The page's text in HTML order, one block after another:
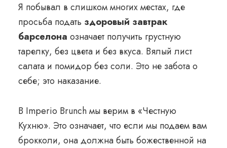
Я побывал в слишком многих местах, где
просьба подать здоровый завтрак
барселона означает получить грустную
тарелку, без цвета и без вкуса. Вялый лист
салата и помидор без соли. Это не забота о
себе; это наказание.
В Imperio Brunch мы верим в «Честную
Кухню». Это означает, что если мы подаем вам
брокколи, она должна быть божественной на